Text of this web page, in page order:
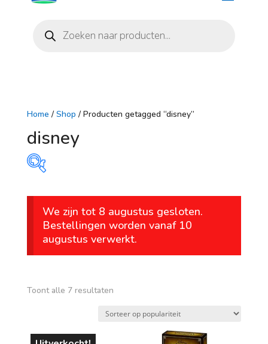
zoeken
Home / Shop / Producten getagged “disney”
disney
Prijs
€ 34
vanaf 4 jaar
We zijn tot 8 augustus gesloten.
Bestellingen worden vanaf 10
augustus verwerkt.
Toont alle 7 resultatenGesorteerd
populariteit